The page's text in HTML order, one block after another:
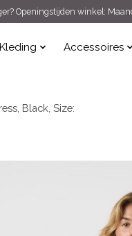
Openingstijden winkel:
Kleding Accessoires
Black, Size: